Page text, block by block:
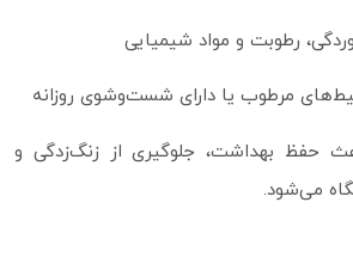
رطوبت و مواد شیمیایی
مرطوب یا دارای شست‌وشوی روزانه
حفظ بهداشت، جلوگیری از زنگ‌زدگی و
می‌شود.